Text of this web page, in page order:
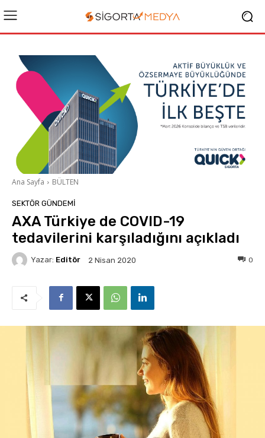
Ana Sayfa BÜLTEN
SEKTÖR GÜNDEMİ
AXA Türkiye de COVID-19
tedavilerini karşıladığını açıkladı
Yazar: Editör 2 Nisan 2020 0